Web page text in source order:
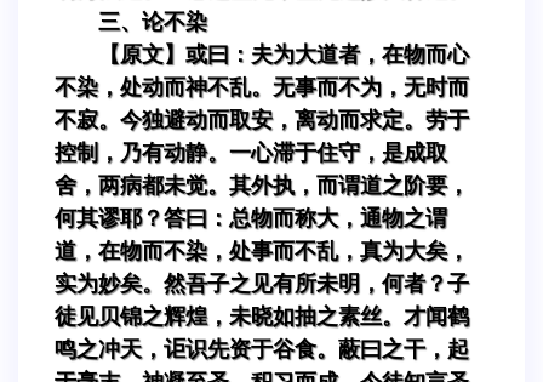
三、论不染
【原文】或曰：夫为大道者，在物而心
不染，处动而神不乱。无事而不为，无时而
不寂。今独避动而取安，离动而求定。劳于
控制，乃有动静。一心滞于住守，是成取
舍，两病都未觉。其外执，而谓道之阶要，
何其谬耶？答曰：总物而称大，通物之谓
道，在物而不染，处事而不乱，真为大矣，
实为妙矣。然吾子之见有所未明，何者？子
徒见贝锦之辉煌，未晓如抽之素丝。才闻鹤
鸣之冲天，讵识先资于谷食。蔽曰之干，起